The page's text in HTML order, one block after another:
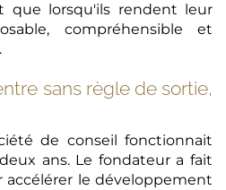
que lorsqu'ils rendent leur
compréhensible et
sans règle de sortie,
de conseil fonctionnait
ans. Le fondateur a fait
le développement